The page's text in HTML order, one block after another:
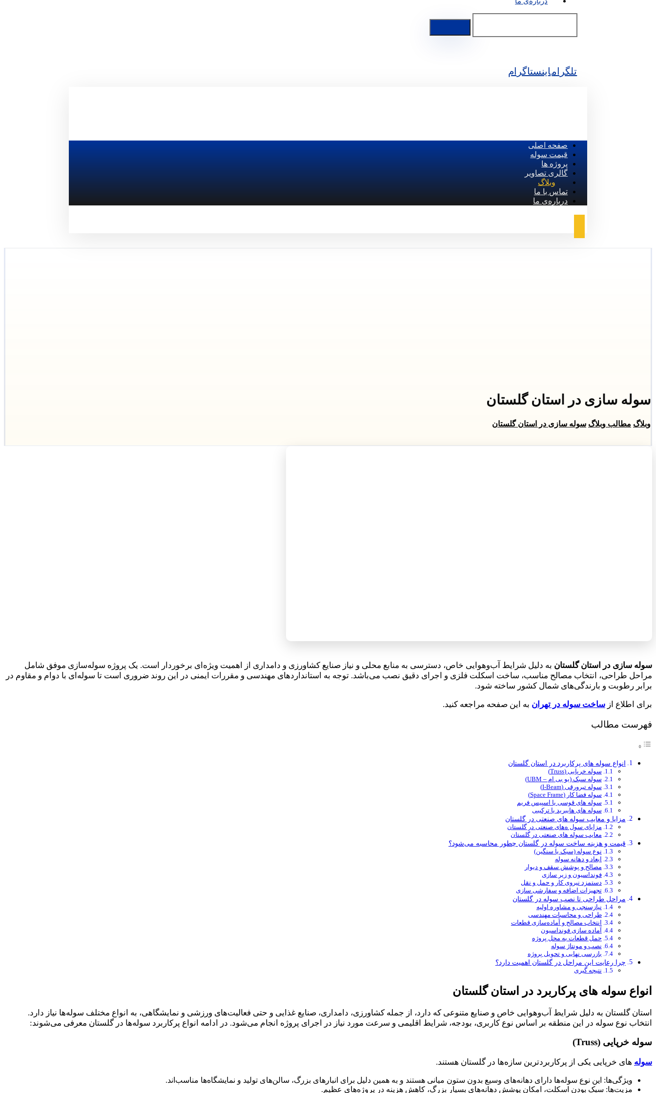
تلگراماینستاگرام
صفحه اصلی
قیمت سوله
پروژه ها
گالری تصاویر
وبلاگ
تماس با ما
درباره‌ی ما
سوله ‌سازی در استان گلستان
وبلاگ مطالب وبلاگ سوله ‌سازی در استان گلستان
سوله ‌سازی در استان گلستان به دلیل شرایط آب‌وهوایی خاص، دسترسی به منابع محلی و نیاز صنایع کشاورزی و دامداری از اهمیت ویژه‌ای برخوردار است. یک پروژه سوله‌سازی موفق شامل
مراحل طراحی، انتخاب مصالح مناسب، ساخت اسکلت فلزی و اجرای دقیق نصب می‌باشد. توجه به استانداردهای مهندسی و مقررات ایمنی در این روند ضروری است تا سوله‌ای با دوام و مقاوم در
برابر رطوبت و بارندگی‌های شمال کشور ساخته شود.
برای اطلاع از ساخت سوله در تهران به این صفحه مراجعه کنید.
فهرست مطالب
انواع سوله ‌های پرکاربرد در استان گلستان
سوله خرپایی (Truss)
سوله سبک (یو بی ام – UBM)
سوله تیرورقی (I-Beam)
سوله فضا کار (Space Frame)
سوله ‌های قوسی یا اسپیس ‌فریم
سوله‌ های هایبرید یا ترکیبی
مزایا و معایب سوله ‌های صنعتی در گلستان
مزایای سول ه‌های صنعتی در گلستان
معایب سوله‌ های صنعتی در گلستان
قیمت و هزینه ساخت سوله در گلستان چطور محاسبه می‌شود؟
نوع سوله (سبک یا سنگین)
ابعاد و دهانه سوله
مصالح و پوشش سقف و دیوار
فونداسیون و زیر سازی
دستمزد نیروی کار و حمل‌ و نقل
تجهیزات اضافه و سفارشی‌ سازی
مراحل طراحی تا نصب سوله در گلستان
نیازسنجی و مشاوره اولیه
طراحی و محاسبات مهندسی
انتخاب مصالح و آماده‌سازی قطعات
آماده‌ سازی فونداسیون
حمل قطعات به محل پروژه
نصب و مونتاژ سوله
بازرسی نهایی و تحویل پروژه
چرا رعایت این مراحل در گلستان اهمیت دارد؟
نتیجه‌ گیری
انواع سوله ‌های پرکاربرد در استان گلستان
استان گلستان به دلیل شرایط آب‌وهوایی خاص و صنایع متنوعی که دارد، از جمله کشاورزی، دامداری، صنایع غذایی و حتی فعالیت‌های ورزشی و نمایشگاهی، به انواع مختلف سوله‌ها نیاز دارد.
انتخاب نوع سوله در این منطقه بر اساس نوع کاربری، بودجه، شرایط اقلیمی و سرعت مورد نیاز در اجرای پروژه انجام می‌شود. در ادامه انواع پرکاربرد سوله‌ها در گلستان معرفی می‌شوند:
سوله خرپایی (Truss)
سوله‌ ‌های خرپایی یکی از پرکاربردترین سازه‌ها در گلستان هستند.
ویژگی‌ها: این نوع سوله‌ها دارای دهانه‌های وسیع بدون ستون میانی هستند و به همین دلیل برای انبارهای بزرگ، سالن‌های تولید و نمایشگاه‌ها مناسب‌اند.
مزیت‌ها: سبک بودن اسکلت، امکان پوشش دهانه‌های بسیار بزرگ، کاهش هزینه در پروژه‌های عظیم.